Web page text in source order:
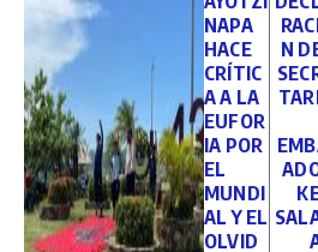
NAPA
HACE
CRÍTIC
A A LA
EUFOR
IA POR
EL
MUNDI
AL Y EL
OLVID
N